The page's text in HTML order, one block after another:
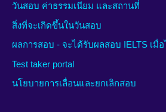
วันสอบ ค่าธรรมเนียม และสถานที่
สิ่งที่จะเกิดขึ้นในวันสอบ
ผลการสอบ - จะได้รับผลสอบ IELTS เมื่
Test taker portal
นโยบายการเลื่อนและยกเลิกสอบ